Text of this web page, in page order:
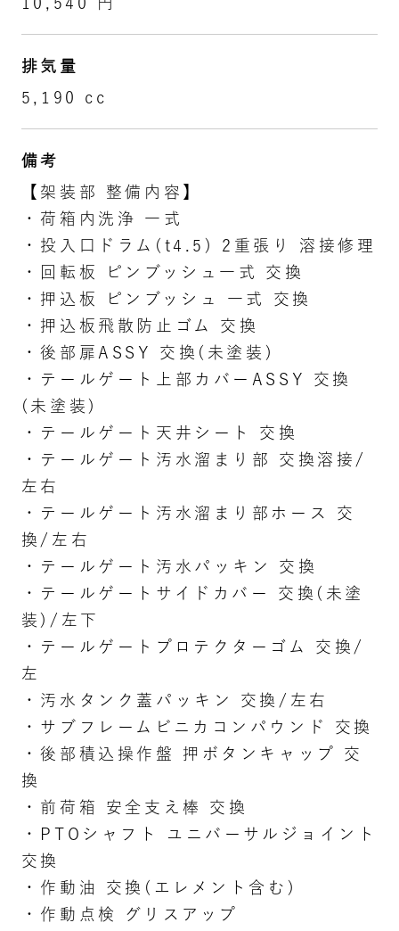
排気量
5,190 cc
備考
【架装部 整備内容】
・荷箱内洗浄 一式
・投入口ドラム(t4.5) 2重張り 溶接修理
・回転板 ピンブッシュ一式 交換
・押込板 ピンブッシュ 一式 交換
・押込板飛散防止ゴム 交換
・後部扉ASSY 交換(未塗装)
・テールゲート上部カバーASSY 交換
(未塗装)
・テールゲート天井シート 交換
・テールゲート汚水溜まり部 交換溶接/
左右
・テールゲート汚水溜まり部ホース 交
換/左右
・テールゲート汚水パッキン 交換
・テールゲートサイドカバー 交換(未塗
装)/左下
・テールゲートプロテクターゴム 交換/
左
・汚水タンク蓋パッキン 交換/左右
・サブフレームビニカコンパウンド 交換
・後部積込操作盤 押ボタンキャップ 交
換
・前荷箱 安全支え棒 交換
・PTOシャフト ユニバーサルジョイント
交換
・作動油 交換(エレメント含む)
・作動点検 グリスアップ